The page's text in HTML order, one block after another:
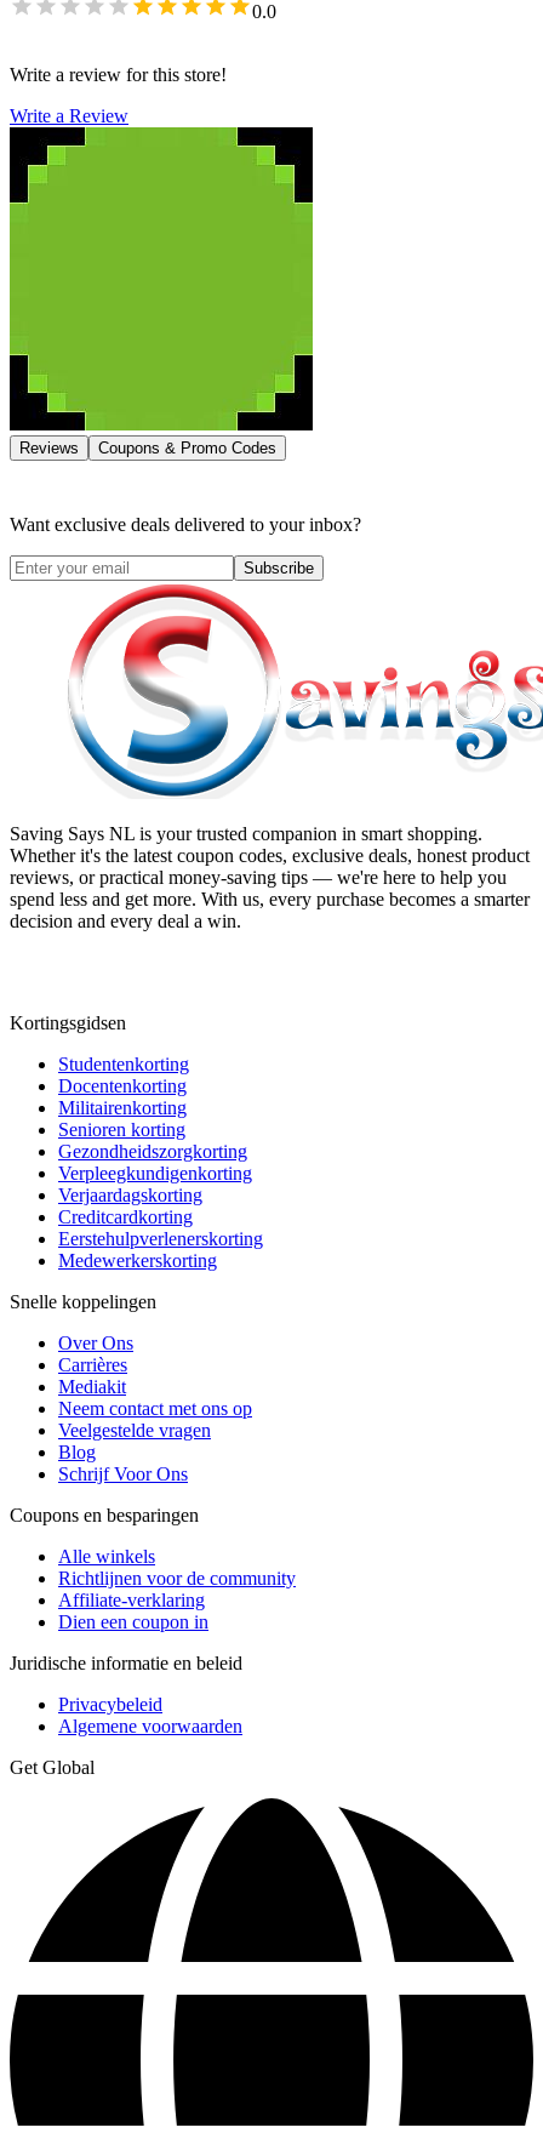
0.0
Write a review for this store!
Write a Review
Reviews Coupons & Promo Codes
Want exclusive deals delivered to your inbox?
Subscribe
Saving Says NL is your trusted companion in smart shopping.
Whether it's the latest coupon codes, exclusive deals, honest product
reviews, or practical money-saving tips — we're here to help you
spend less and get more. With us, every purchase becomes a smarter
decision and every deal a win.
Kortingsgidsen
Studentenkorting
Docentenkorting
Militairenkorting
Senioren korting
Gezondheidszorgkorting
Verpleegkundigenkorting
Verjaardagskorting
Creditcardkorting
Eerstehulpverlenerskorting
Medewerkerskorting
Snelle koppelingen
Over Ons
Carrières
Mediakit
Neem contact met ons op
Veelgestelde vragen
Blog
Schrijf Voor Ons
Coupons en besparingen
Alle winkels
Richtlijnen voor de community
Affiliate-verklaring
Dien een coupon in
Juridische informatie en beleid
Privacybeleid
Algemene voorwaarden
Get Global